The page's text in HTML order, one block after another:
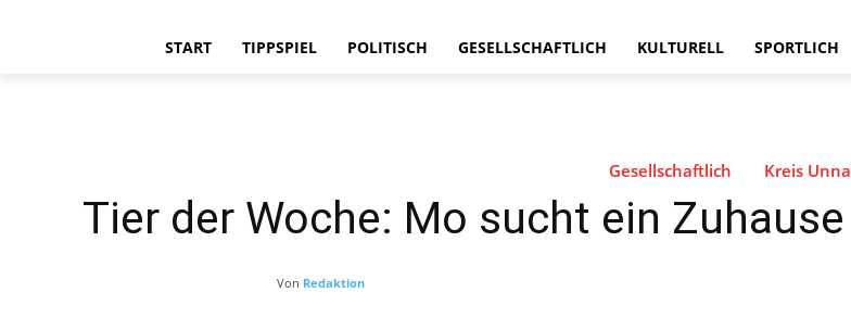
START TIPPSPIEL POLITISCH GESELLSCHAFTLICH KULTURELL SPORTLICH
Gesellschaftlich Kreis Unna
Tier der Woche: Mo sucht ein Zuhause
Von Redaktion